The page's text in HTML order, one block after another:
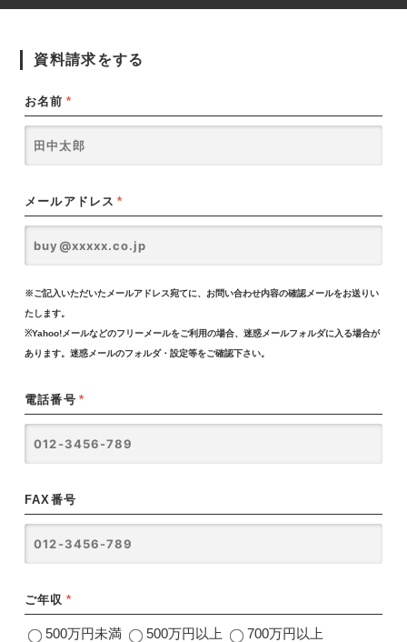
資料請求をする
お名前 *
メールアドレス *
※ご記入いただいたメールアドレス宛てに、お問い合わせ内容の確認メールをお送りい
たします。
※Yahoo!メールなどのフリーメールをご利用の場合、迷惑メールフォルダに入る場合が
あります。迷惑メールのフォルダ・設定等をご確認下さい。
電話番号 *
FAX番号
ご年収 *
500万円未満 500万円以上
700万円以上